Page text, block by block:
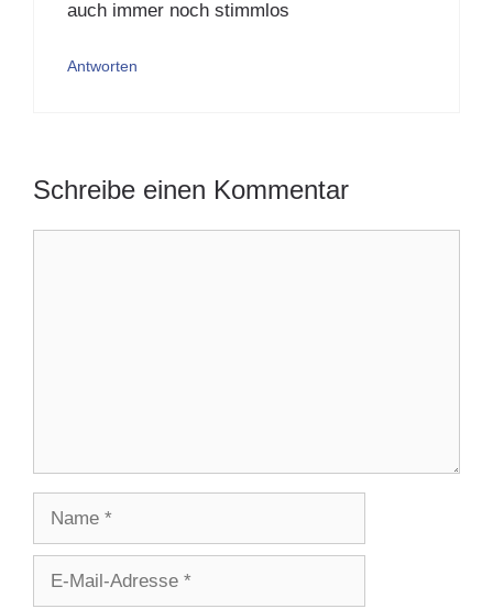
auch immer noch stimmlos
Antworten
Schreibe einen Kommentar